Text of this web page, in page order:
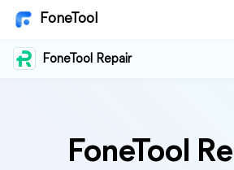
FoneTool
FoneTool Repair
FoneTool